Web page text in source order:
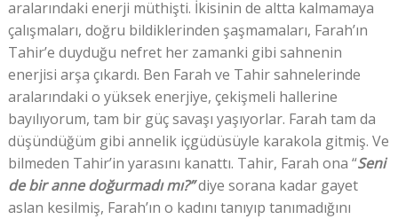
aralarındaki enerji müthişti. İkisinin de altta kalmamaya
çalışmaları, doğru bildiklerinden şaşmamaları, Farah’ın
Tahir’e duyduğu nefret her zamanki gibi sahnenin
enerjisi arşa çıkardı. Ben Farah ve Tahir sahnelerinde
aralarındaki o yüksek enerjiye, çekişmeli hallerine
bayılıyorum, tam bir güç savaşı yaşıyorlar. Farah tam da
düşündüğüm gibi annelik içgüdüsüyle karakola gitmiş. Ve
bilmeden Tahir’in yarasını kanattı. Tahir, Farah ona “Seni
de bir anne doğurmadı mı?”diye sorana kadar gayet
aslan kesilmiş, Farah’ın o kadını tanıyıp tanımadığını